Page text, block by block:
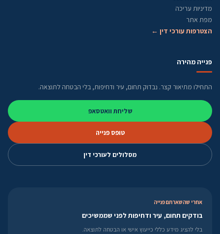
מדיניות עריכה
מפת אתר
הצטרפות עורכי דין ←
פנייה מהירה
התחילו מתיאור קצר. נבדוק תחום, עיר ודחיפות, בלי הבטחה לתוצאה.
שליחת וואטסאפ
טופס פנייה
מסלולים לעורכי דין
אחרי שהשארתם פנייה
בודקים תחום, עיר ודחיפות לפני שממשיכים
בלי להציג מידע כללי כייעוץ אישי או הבטחה לתוצאה.